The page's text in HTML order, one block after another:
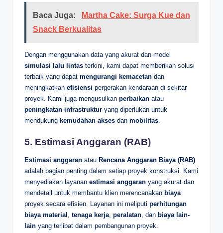
Baca Juga:
Martha Cake: Surga Kue dan
Snack Berkualitas
Dengan menggunakan data yang akurat dan model
simulasi lalu lintas terkini, kami dapat memberikan solusi
terbaik yang dapat mengurangi kemacetan dan
meningkatkan efisiensi pergerakan kendaraan di sekitar
proyek. Kami juga mengusulkan perbaikan atau
peningkatan infrastruktur yang diperlukan untuk
mendukung kemudahan akses dan mobilitas
5. Estimasi Anggaran (RAB)
Estimasi anggaran atau Rencana Anggaran Biaya (RAB)
adalah bagian penting dalam setiap proyek konstruksi. Kami
menyediakan layanan estimasi anggaran yang akurat dan
mendetail untuk membantu klien merencanakan biaya
proyek secara efisien. Layanan ini meliputi perhitungan
biaya material , tenaga kerja, peralatan, dan biaya lain-
lain yang terlibat dalam pembangunan proyek.